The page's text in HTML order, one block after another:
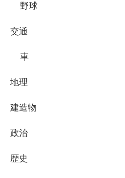
野球
交通
車
地理
建造物
政治
歴史